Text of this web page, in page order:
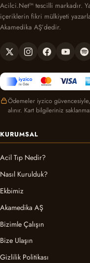
Acilci.Net™ tescilli markadır.
içeriklerin fikri mülkiyeti
Akamedika AŞ’dedir.
Ödemeler iyzico
alınır. Kart bilgileriniz
KURUMSAL
Acil Tıp Nedir?
Nasıl Kurulduk?
Ekbimiz
Akamedika AŞ
Bizimle Çalışın
Bize Ulaşın
Gizlilik Politikası